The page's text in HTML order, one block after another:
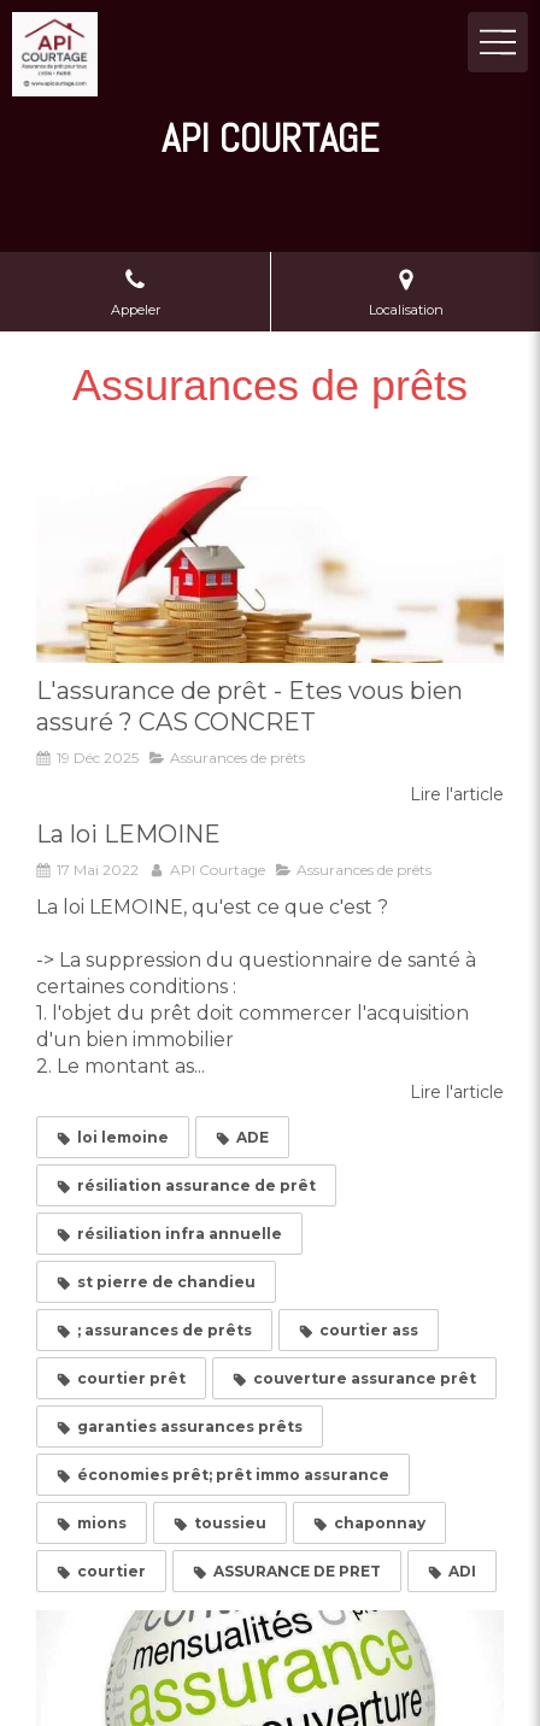
API COURTAGE
Appeler Localisation
Assurances de prêts
L'assurance de prêt - Etes vous bien
assuré ? CAS CONCRET
19 Déc 2025 Assurances de prêts
Lire l'article
La loi LEMOINE
17 Mai 2022 API Courtage Assurances de prêts
La loi LEMOINE, qu'est ce que c'est ?
-> La suppression du questionnaire de santé à
certaines conditions :
1. l'objet du prêt doit commercer l'acquisition
d'un bien immobilier
2. Le montant as...
Lire l'article
loi lemoine ADE
résiliation assurance de prêt
résiliation infra annuelle
st pierre de chandieu
; assurances de prêts courtier ass
courtier prêt couverture assurance prêt
garanties assurances prêts
économies prêt; prêt immo assurance
mions toussieu chaponnay
courtier ASSURANCE DE PRET ADI